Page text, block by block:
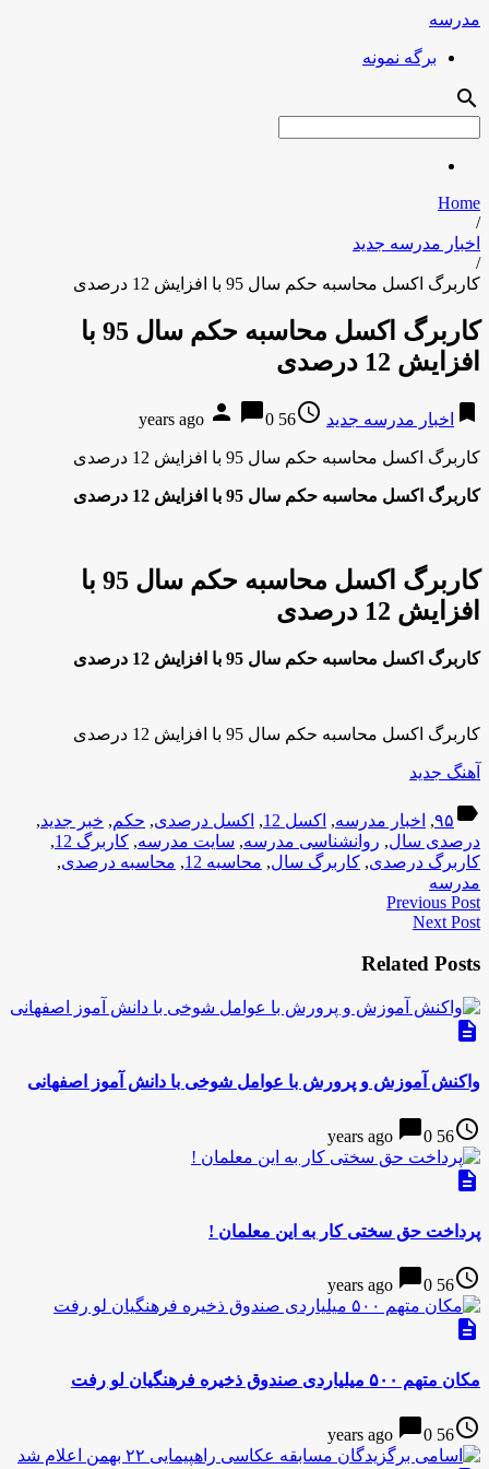
مدرسه
برگه نمونه
search
Home
/
اخبار مدرسه جدید
/
کاربرگ اکسل محاسبه حکم سال 95 با افزایش 12 درصدی
کاربرگ اکسل محاسبه حکم سال 95 با
افزایش 12 درصدی
bookmark اخبار مدرسه جدید access_time
56 years ago
person chat_bubble0
کاربرگ اکسل محاسبه حکم سال 95 با افزایش 12 درصدی
کاربرگ اکسل محاسبه حکم سال 95 با افزایش 12 درصدی
کاربرگ اکسل محاسبه حکم سال 95 با
افزایش 12 درصدی
کاربرگ اکسل محاسبه حکم سال 95 با افزایش 12 درصدی
کاربرگ اکسل محاسبه حکم سال 95 با افزایش 12 درصدی
آهنگ جدید
label ۹۵, اخبار مدرسه, اکسل 12 , اکسل درصدی, حکم, خبر جدید,
درصدی سال, روانشناسی مدرسه, سایت مدرسه, کاربرگ 12
,
کاربرگ درصدی, کاربرگ سال, محاسبه 12 , محاسبه درصدی,
مدرسه
Previous Post
Next Post
Related Posts
description
واکنش آموزش و پرورش با عوامل شوخی با دانش آموز اصفهانی
access_time
56 years ago
chat_bubble0
description
پرداخت حق سختی کار به این معلمان !
access_time
56 years ago
chat_bubble0
description
مکان متهم ۵۰۰ میلیاردی صندوق ذخیره فرهنگیان لو رفت
access_time
56 years ago
chat_bubble0